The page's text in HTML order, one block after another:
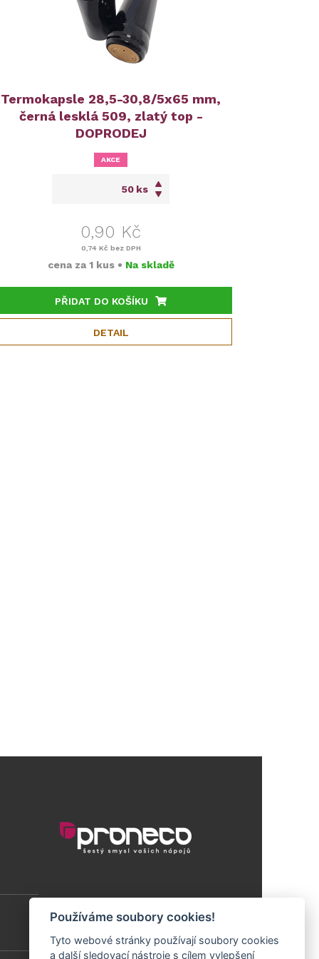
Termokapsle 28,5-30,8/5x65 mm,
černá lesklá 509, zlatý top -
DOPRODEJ
ks
0,90 Kč
0,74 Kč bez DPH
cena za 1 kus • Na skladě
AKCE
PŘIDAT DO KOŠÍKU
DETAIL
Používáme soubory cookies!
Tyto webové stránky používají soubory cookies
a další sledovací nástroje s cílem vylepšení